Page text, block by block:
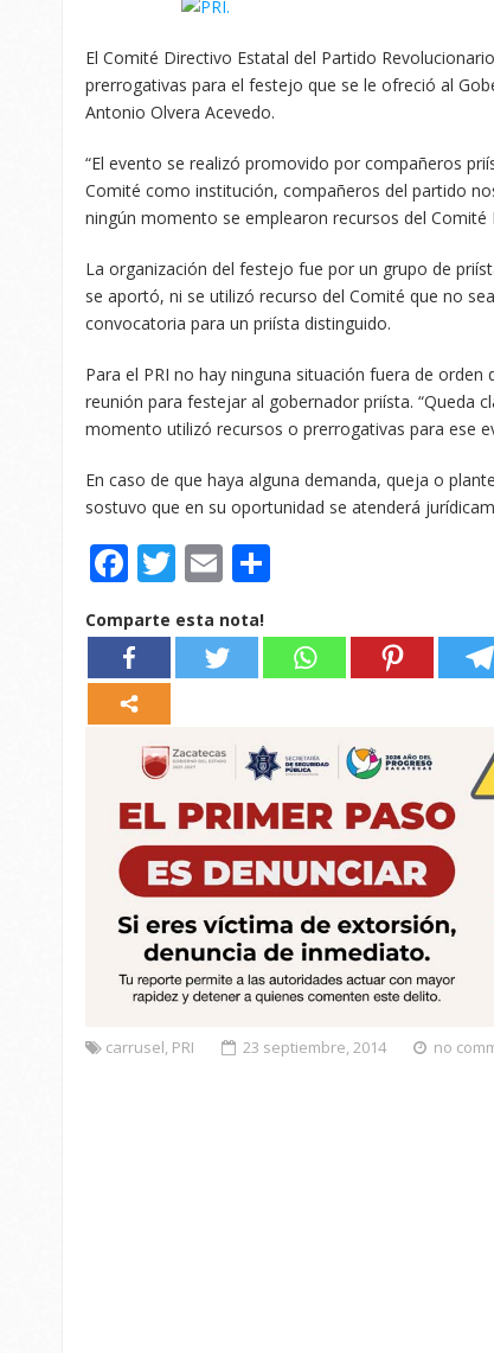
El Comité Directivo Estatal del Partido
prerrogativas para el festejo que se le ofreció al
Antonio Olvera Acevedo.
“El evento se realizó promovido por compañeros
Comité como institución, compañeros del partido
ningún momento se emplearon recursos del Comité
La organización del festejo fue por un grupo de
se aportó, ni se utilizó recurso del Comité que no
convocatoria para un priísta distinguido.
Para el PRI no hay ninguna situación fuera de
reunión para festejar al gobernador priísta. “Queda
momento utilizó recursos o prerrogativas para ese
En caso de que haya alguna demanda, queja o
sostuvo que en su oportunidad se atenderá
Facebook
Twitter
Email
Comparte esta nota!
carrusel, PRI 23 septiembre, 2014 no